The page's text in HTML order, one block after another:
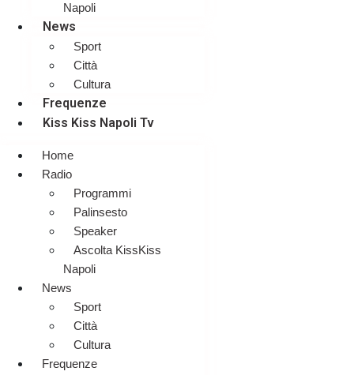
Napoli
News
Sport
Città
Cultura
Frequenze
Kiss Kiss Napoli Tv
Home
Radio
Programmi
Palinsesto
Speaker
Ascolta KissKiss
Napoli
News
Sport
Città
Cultura
Frequenze